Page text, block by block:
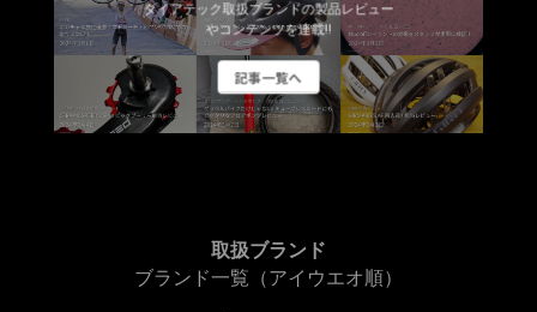
ダイアテック取扱ブランドの製品レビュー
やコンテンツを連載!!
記事一覧へ
取扱ブランド
ブランド一覧（アイウエオ順）